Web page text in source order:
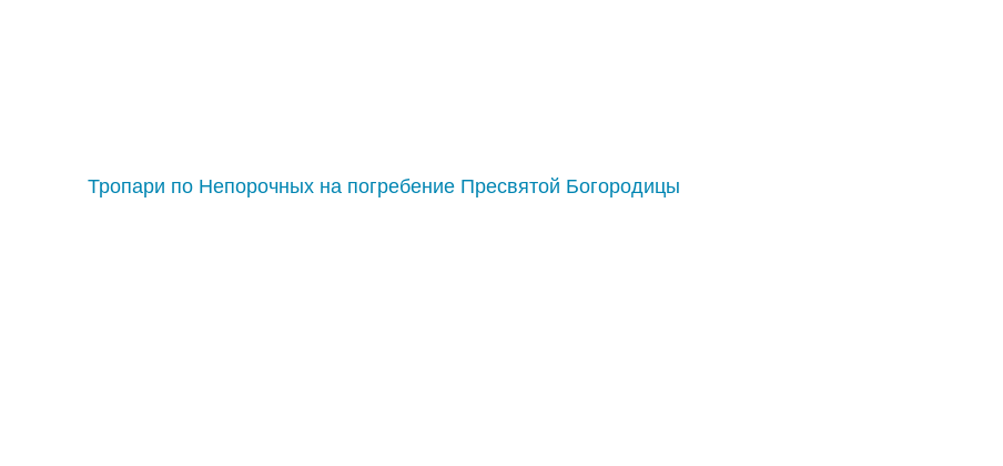
Тропари по Непорочных на погребение Пресвятой Богородицы